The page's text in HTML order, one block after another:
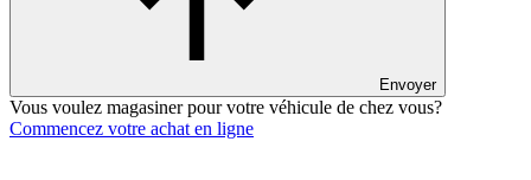
Envoyer
Vous voulez magasiner pour votre véhicule de chez vous?
Commencez votre achat en ligne